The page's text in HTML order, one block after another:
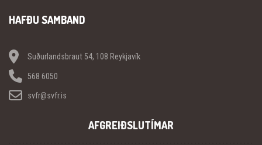
HAFÐU SAMBAND
Suðurlandsbraut 54, 108 Reykjavík
568 6050
svfr@svfr.is
AFGREIÐSLUTÍMAR